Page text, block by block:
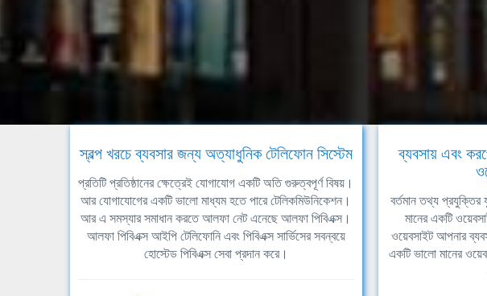
স্বল্প খরচে ব্যবসার জন্য অত্যাধুনিক টেলিফোন সিস্টেম
প্রতিটি প্রতিষ্ঠানের ক্ষেত্রেই যোগাযোগ একটি অতি গুরুত্বপূর্ণ বিষয়।
আর যোগাযোগের একটি ভালো মাধ্যম হতে পারে টেলিকমিউনিকেশন।
আর এ সমস্যার সমাধান করতে আলফা নেট এনেছে আলফা পিবিএক্স।
আলফা পিবিএক্স আইপি টেলিফোনি এবং পিবিএক্স সার্ভিসের সবন্বয়ে
হোস্টেড পিবিএক্স সেবা প্রদান করে।
ব্যবসায় এবং
বর্তমান তথ্য প্রযুক্তির
মানের একটি
ওয়েবসাইট আপনার
একটি ভালো মানের